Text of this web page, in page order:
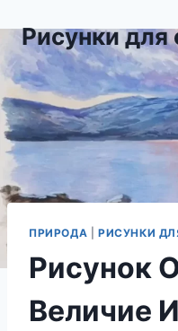
содержимому
Рисунки для
ПРИРОДА РИСУНКИ
Рисунок
Величие